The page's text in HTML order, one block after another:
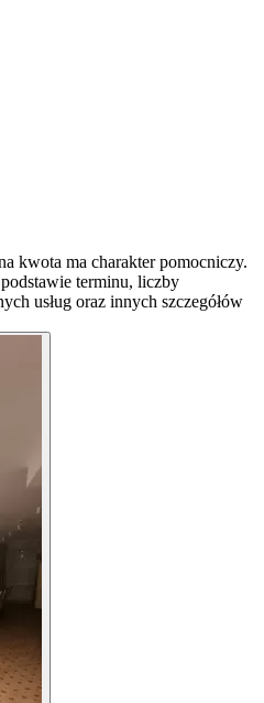
kwota ma charakter pomocniczy.
terminu, liczby
usług oraz innych szczegółów